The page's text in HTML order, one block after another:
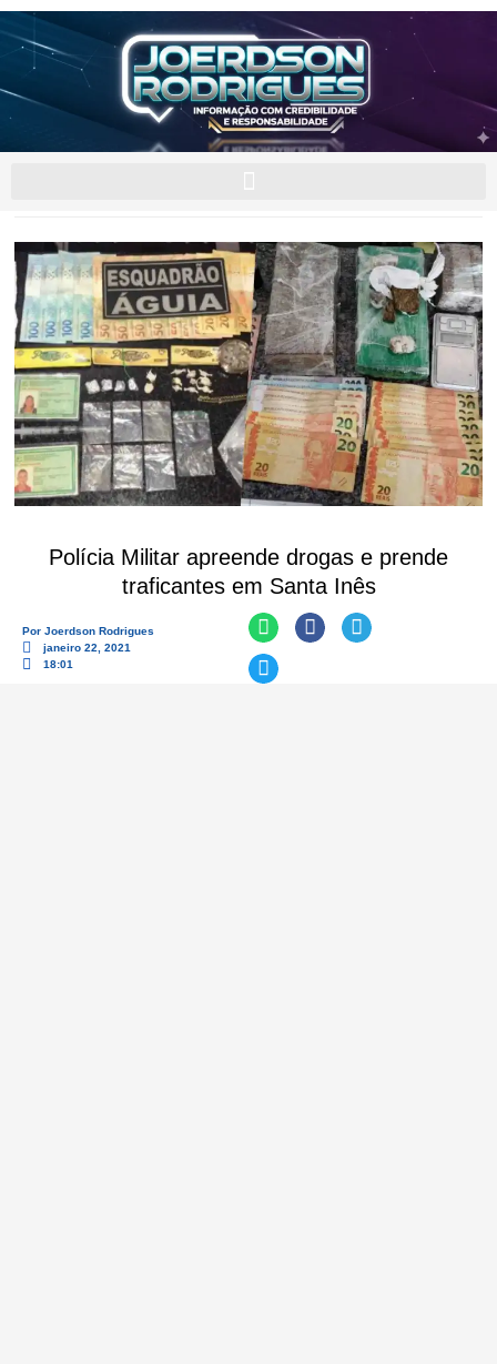
Polícia Militar apreende drogas e prende
traficantes em Santa Inês
Por Joerdson Rodrigues
janeiro 22, 2021
18:01